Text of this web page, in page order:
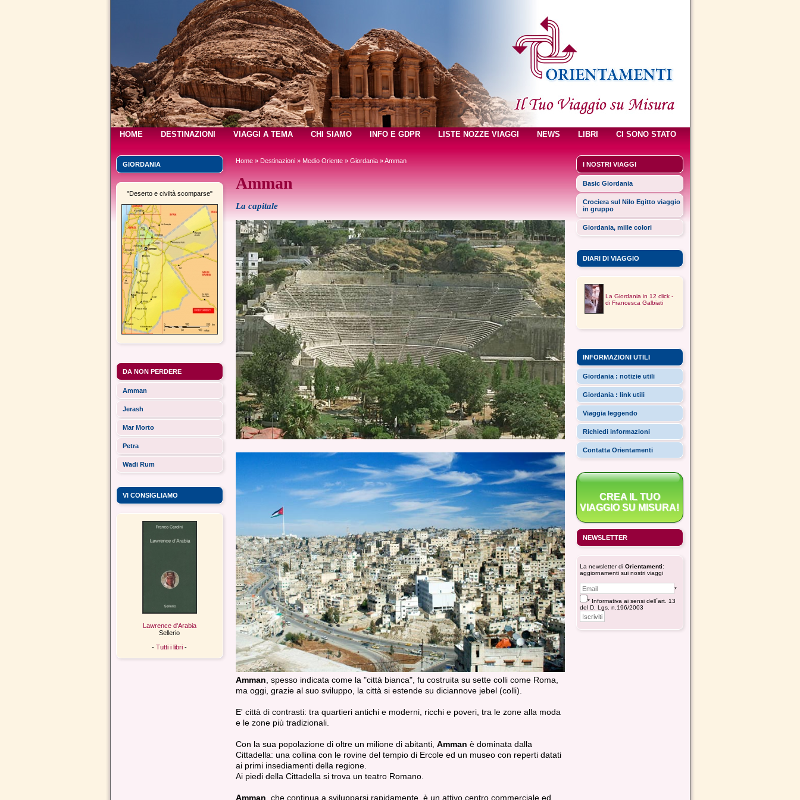
HOME DESTINAZIONI VIAGGI A TEMA CHI SIAMO INFO E GDPR LISTE NOZZE VIAGGI NEWS LIBRI CI SONO STATO
GIORDANIA
"Deserto e civiltà scomparse"
DA NON PERDERE
Amman
Jerash
Mar Morto
Petra
Wadi Rum
VI CONSIGLIAMO
Lawrence d'Arabia
Sellerio
- Tutti i libri -
Home» Destinazioni» Medio Oriente» Giordania» Amman
Amman
La capitale
Amman , spesso indicata come la "città bianca", fu costruita su sette colli come Roma,
ma oggi, grazie al suo sviluppo, la città si estende su diciannove jebel (colli).
E' città di contrasti: tra quartieri antichi e moderni, ricchi e poveri, tra le zone alla moda
e le zone più tradizionali.
Con la sua popolazione di oltre un milione di abitanti, Amman è dominata dalla
Cittadella: una collina con le rovine del tempio di Ercole ed un museo con reperti datati
ai primi insediamenti della regione.
Ai piedi della Cittadella si trova un teatro Romano.
Amman , che continua a svilupparsi rapidamente, è un attivo centro commerciale ed
I NOSTRI VIAGGI
Basic Giordania
Crociera sul Nilo Egitto viaggio
in gruppo
Giordania, mille colori
DIARI DI VIAGGIO
La Giordania in 12 click -
di Francesca Galbiati
INFORMAZIONI UTILI
Giordania : notizie utili
Giordania : link utili
Viaggia leggendo
Richiedi informazioni
Contatta Orientamenti
CREA IL TUO
VIAGGIO SU MISURA!
NEWSLETTER
La newsletter di Orientamenti:
aggiornamenti sui nostri viaggi
*
* Informativa ai sensi dell´art. 13
del D. Lgs. n.196/2003